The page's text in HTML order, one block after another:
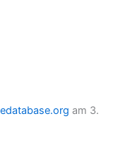
am 3.